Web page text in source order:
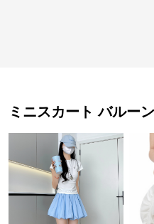
ミニスカート バルーン